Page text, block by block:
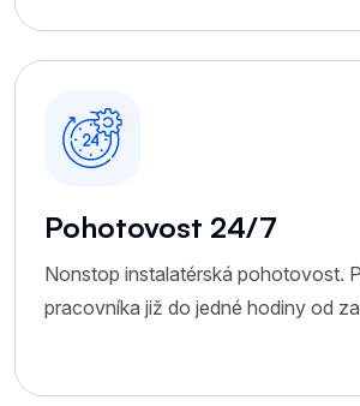
Pohotovost 24/7
Nonstop instalatérská pohotovost.
pracovníka již do jedné hodiny od